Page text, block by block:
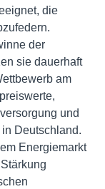
die
der
sie dauerhaft
am
und
Deutschland.
Energiemarkt